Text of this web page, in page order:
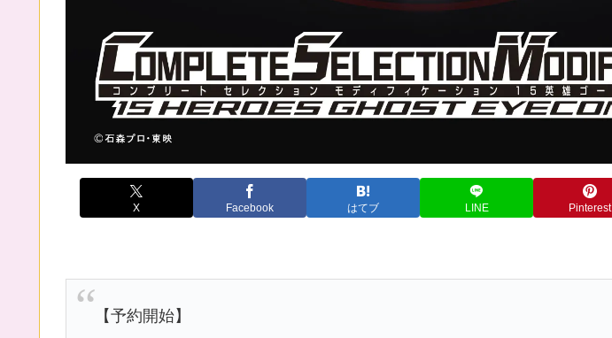
X Facebook はてブ LINE Pinterest
【予約開始】